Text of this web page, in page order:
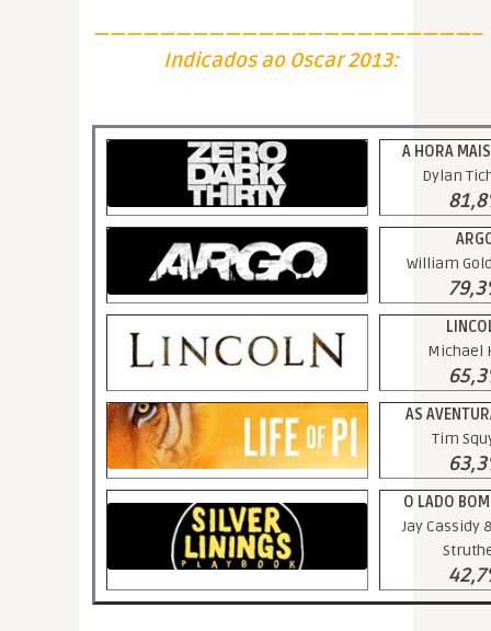
———————————————————————–
Indicados ao Oscar 2013:
A HORA
Dylan
William
Michael
AS
Tim
O LADO
Jay Cassidy